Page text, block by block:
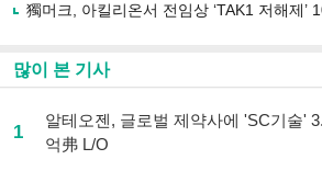
獨머크, 아킬리온서 전임상 ‘TAK1 저해제’
많이 본 기사
1
알테오젠, 글로벌 제약사에 'SC기술'
억弗 L/O